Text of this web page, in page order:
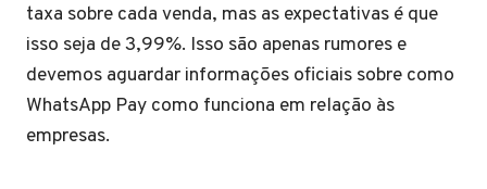
taxa sobre cada venda, mas as expectativas é que
isso seja de 3,99%. Isso são apenas rumores e
devemos aguardar informações oficiais sobre como
WhatsApp Pay como funciona em relação às
empresas.